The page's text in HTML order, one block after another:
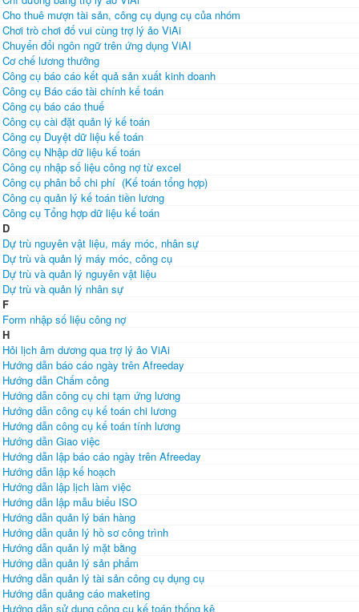
Cho thuê mượn tài sản, công cụ dụng cụ của nhóm
Chơi trò chơi đố vui cùng trợ lý ảo ViAi
Chuyển đổi ngôn ngữ trên ứng dụng ViAI
Cơ chế lương thưởng
Công cụ báo cáo kết quả sản xuất kinh doanh
Công cụ Báo cáo tài chính kế toán
Công cụ báo cáo thuế
Công cụ cài đặt quản lý kế toán
Công cụ Duyệt dữ liệu kế toán
Công cụ Nhập dữ liệu kế toán
Công cụ nhập số liệu công nợ từ excel
Công cụ phân bổ chi phí (Kế toán tổng hợp)
Công cụ quản lý kế toán tiền lương
Công cụ Tổng hợp dữ liệu kế toán
D
Dự trù nguyên vật liệu, máy móc, nhân sự
Dự trù và quản lý máy móc, công cụ
Dự trù và quản lý nguyên vật liệu
Dự trù và quản lý nhân sự
F
Form nhập số liệu công nợ
H
Hỏi lịch âm dương qua trợ lý ảo ViAi
Hướng dẫn báo cáo ngày trên Afreeday
Hướng dẫn Chấm công
Hướng dẫn công cụ chi tạm ứng lương
Hướng dẫn công cụ kế toán chi lương
Hướng dẫn công cụ kế toán tính lương
Hướng dẫn Giao việc
Hướng dẫn lập báo cáo ngày trên Afreeday
Hướng dẫn lập kế hoạch
Hướng dẫn lập lịch làm việc
Hướng dẫn lập mẫu biểu ISO
Hướng dẫn quản lý bán hàng
Hướng dẫn quản lý hồ sơ công trình
Hướng dẫn quản lý mặt bằng
Hướng dẫn quản lý sản phẩm
Hướng dẫn quản lý tài sản công cụ dụng cụ
Hướng dẫn quảng cáo maketing
Hướng dẫn sử dụng công cụ kế toán thống kê